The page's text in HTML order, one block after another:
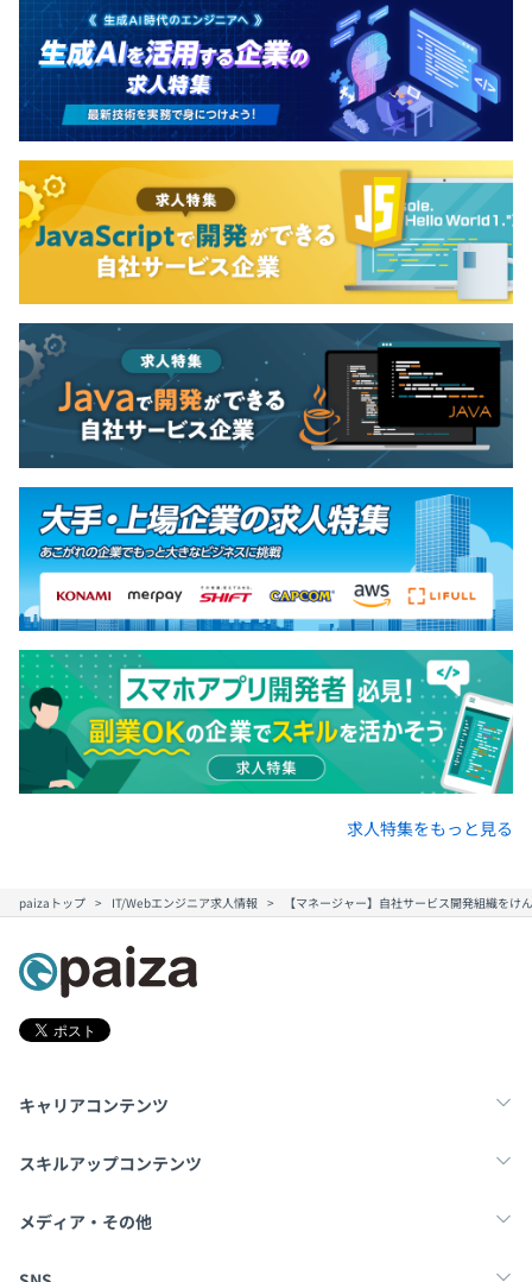
求人特集をもっと見る
paizaトップ IT/Webエンジニア求人情報 【マネージャー】自社サービス開発組織を
キャリアコンテンツ
転職・キャリア
スキルアップコンテンツ
学習
メディア・その他